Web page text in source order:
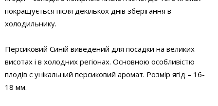
покращується після декількох днів зберігання в
холодильнику.
Персиковий Синій виведений для посадки на великих
висотах і в холодних регіонах. Основною особливістю
плодів є унікальний персиковий аромат. Розмір ягід – 16-
18 мм.